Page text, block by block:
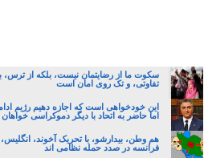
سکوت ما از رضایتمان نیست، بلکه از ترس،
تفاوتی، و تک روی امان است
این خودخواهی است که اجازه دهیم رژیم
اما حاضر به اتحاد با دیگر دموکراسی خواهان
هم وطن، بیدارشو، با تحریک آخوند، انگلیس،
فرانسه در صدد حمله نظامی اند